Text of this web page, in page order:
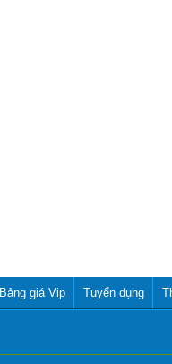
Bảng giá Vip Tuyển dụng